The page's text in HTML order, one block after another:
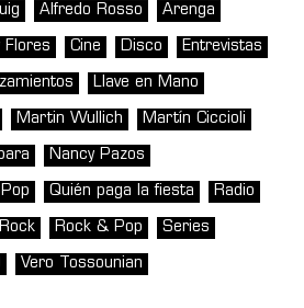
Alfredo Rosso Arenga
Flores Cine Disco Entrevistas
Llave en Mano
Martin Wullich Martín Ciccioli
Nancy Pazos
Pop Quién paga la fiesta Radio
Rock Rock & Pop Series
Vero Tossounian